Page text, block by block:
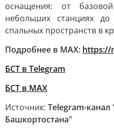
оснащения: от
небольших станциях
спальных пространств в
Подробнее в MAX: https://
БСТ в Telegram
БСТ в МАХ
Источник: Telegram-
Башкортостана"